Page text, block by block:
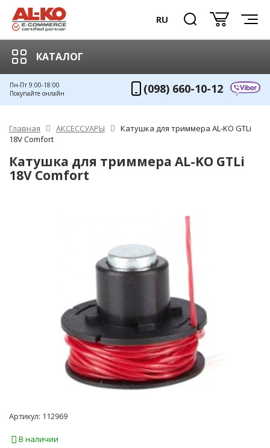
RU
КАТАЛОГ
Пн-Пт 9:00-18:00
Покупайте онлайн
(098) 660-10-12
Главная АКСЕССУАРЫ
Катушка для триммера AL-KO GTLi
18V Comfort
Катушка для триммера AL-KO GTLi
18V Comfort
Артикул: 112969
В наличии